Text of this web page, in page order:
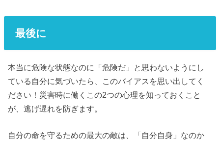
最後に
本当に危険な状態なのに「危険だ」と思わないようにし
ている自分に気づいたら、このバイアスを思い出してく
ださい！災害時に働くこの2つの心理を知っておくこと
が、逃げ遅れを防ぎます。
自分の命を守るための最大の敵は、「自分自身」なのか